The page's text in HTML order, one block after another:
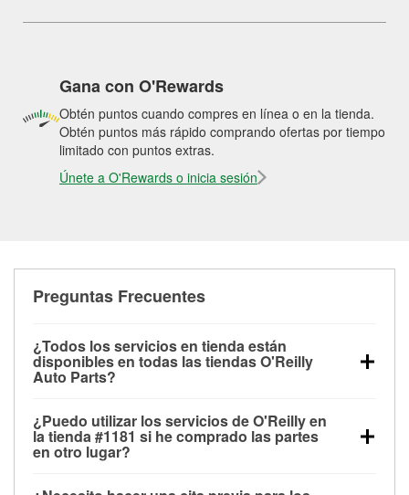
Gana con O'Rewards
Obtén puntos cuando compres en línea o en la tienda.
Obtén puntos más rápido comprando ofertas por tiempo
limitado con puntos extras.
Únete a O'Rewards o inicia sesión
Preguntas Frecuentes
¿Todos los servicios en tienda están
disponibles en todas las tiendas O'Reilly
Auto Parts?
las pruebas de batería, pruebas de alternador y
motor de arranque, revisión de la luz “Check Engine”
con O'Reilly VeriScan® e instalación de
limpiaparabrisas o bombillas, están disponibles en
¿Puedo utilizar los servicios de O'Reilly en
la tienda #1181 si he comprado las partes
en otro lugar?